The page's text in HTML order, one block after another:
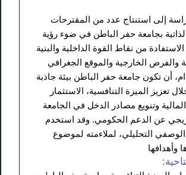
إلى استنتاج عدد من المقترحات
الذاتية بجامعة حفر الباطن في ضوء رؤية
2030، الاستفادة من نقاط القوة الداخلية والبنية
والفرص الخارجية والموقع الجغرافي
أن تكون جامعة حفر الباطن بيئة جاذبة
تعزيز الميزة التنافسية، الاستثمار
المالية وتنويع مصادر الدخل في الجامعة
عن الدعم الحكومي. وقد استخدم
التحليلي، لملاءمته لموضوع
وأهدافها